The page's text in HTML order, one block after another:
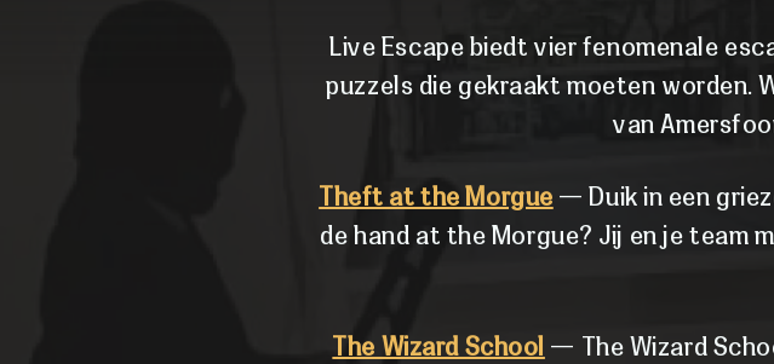
Live Escape biedt vier fenomenale
puzzels die gekraakt moeten worden.
van
Theft at the Morgue — Duik in een
de hand at the Morgue? Jij en je team
The Wizard School — The Wizard